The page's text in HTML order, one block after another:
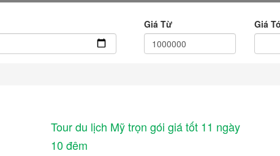
Giá Từ Giá
Tour du lịch Mỹ trọn gói giá tốt 11 ngày
10 đêm